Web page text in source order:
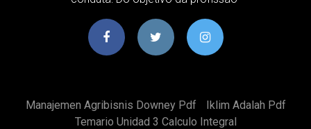
Manajemen Agribisnis Downey Pdf
Iklim Adalah Pdf
Temario Unidad 3 Calculo Integral